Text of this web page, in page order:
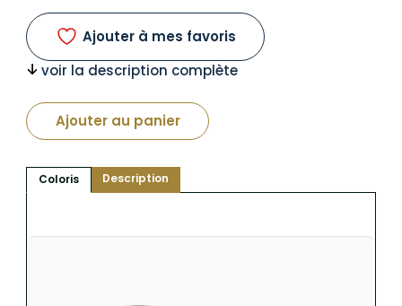
Ajouter à mes favoris
voir la description complète
Ajouter au panier
Coloris Description